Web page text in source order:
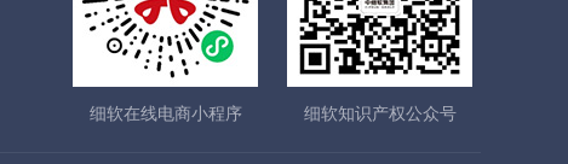
细软在线电商小程序 细软知识产权公众号